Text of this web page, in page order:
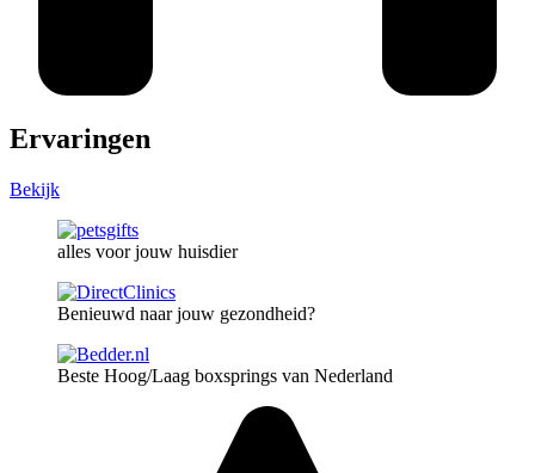
Ervaringen
Bekijk
alles voor jouw huisdier
Benieuwd naar jouw gezondheid?
Beste Hoog/Laag boxsprings van Nederland